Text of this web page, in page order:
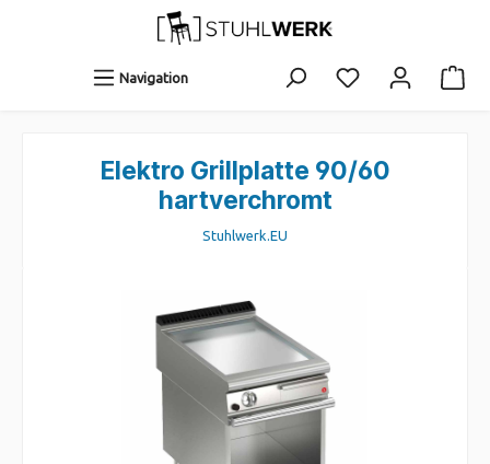
Navigation
Elektro Grillplatte 90/60
hartverchromt
Stuhlwerk.EU